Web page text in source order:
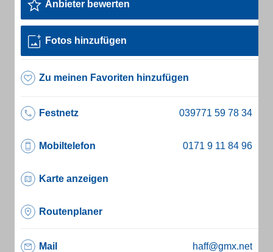
Anbieter bewerten
Fotos hinzufügen
Zu meinen Favoriten hinzufügen
Festnetz
Mobiltelefon
Karte anzeigen
Routenplaner
Mail haff@gmx.net